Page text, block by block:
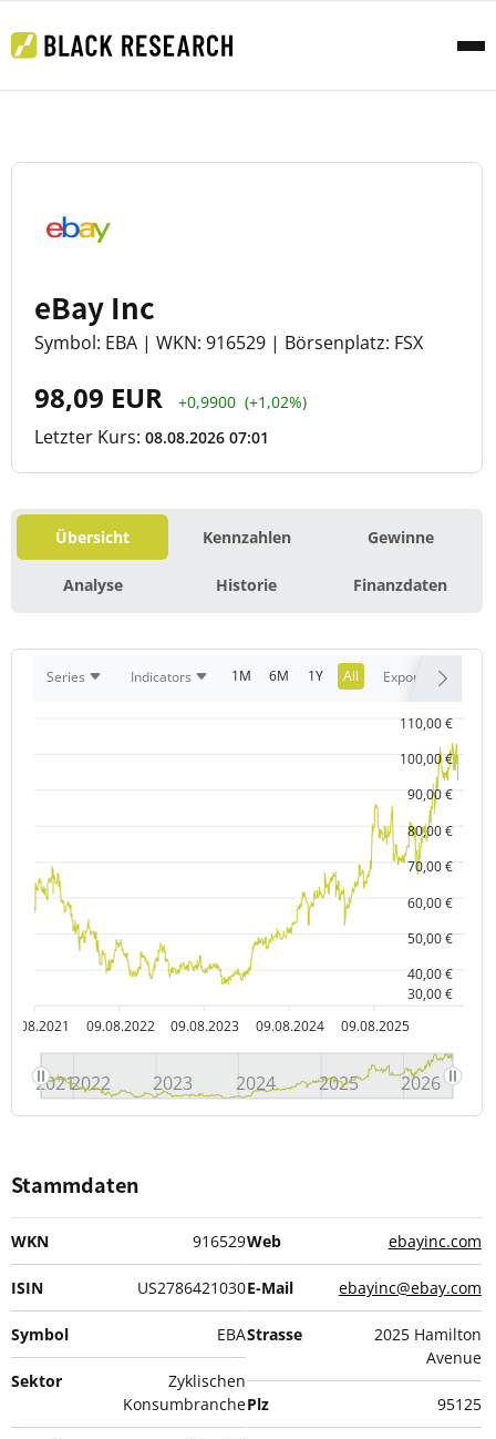
eBay Inc
Symbol: EBA | WKN: 916529 | Börsenplatz: FSX
98,09 EUR +0,9900 (+1,02%)
Letzter Kurs: 08.08.2026 07:01
Übersicht Kennzahlen Gewinne
Analyse Historie Finanzdaten
Series Indicators 1M 6M 1Y All Export
09.08.2021 09.08.2022 09.08.2023 09.08.2024 09.08.2025
30,00 €
40,00 €
50,00 €
60,00 €
70,00 €
80,00 €
90,00 €
100,00 €
110,00 €
20212022 2023 2024 2025 2026
Stammdaten
WKN 916529
ISIN US2786421030
Symbol EBA
Sektor
Zyklischen
Konsumbranche
Web ebayinc.com
E-Mail ebayinc@ebay.com
Strasse
2025 Hamilton
Avenue
Plz 95125